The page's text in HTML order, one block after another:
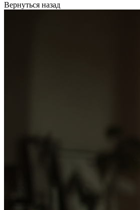
Вернуться назад